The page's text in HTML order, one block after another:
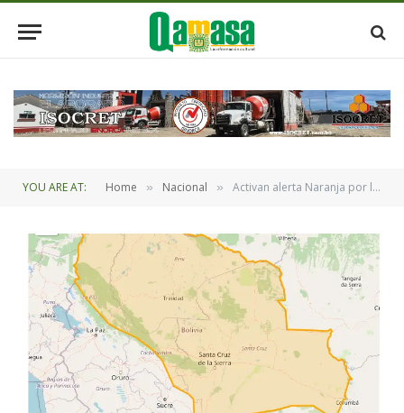
YOU ARE AT: Home » Nacional » Activan alerta Naranja por lluvias en 7 departamentos